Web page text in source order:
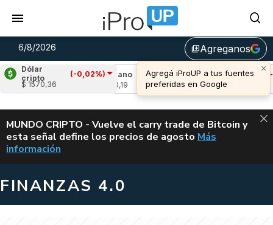
6/8/2026 library_addAgreganos
Dólar
cripto
(-0,02%)
$ 1570,36
Cardano
(-3,49%)
Avalanche (-
u$s 6,42
ALERTA
MUNDO CRIPTO - Vuelve el carry trade de Bitcoin y
esta señal define los precios de agosto VUELVE EL
Más
información
FINANZAS 4.0